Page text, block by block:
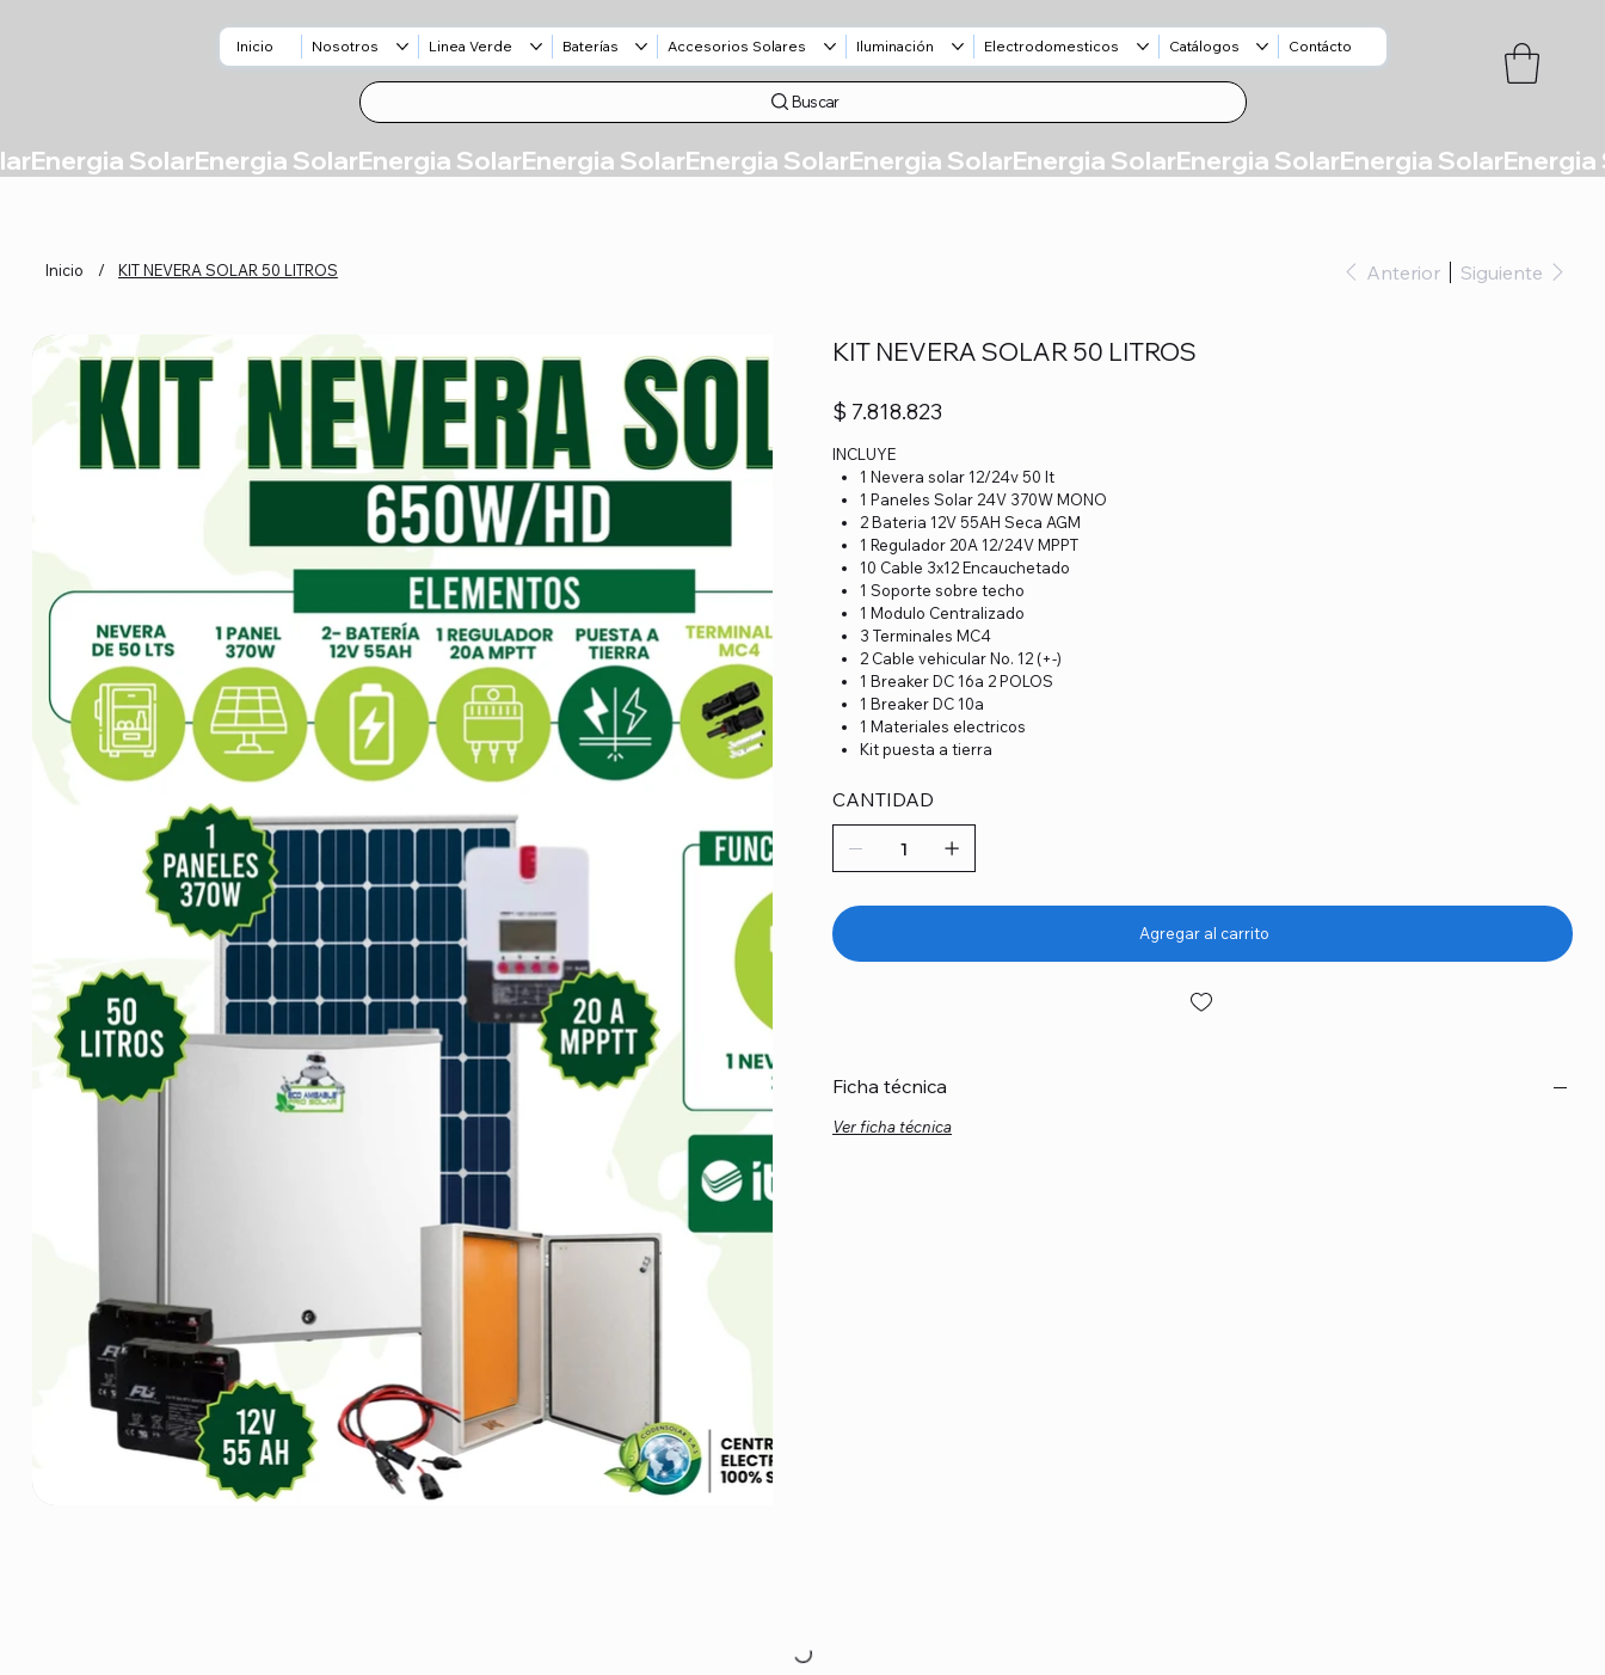
Inicio Nosotros Linea Verde Baterías Accesorios Solares Iluminación Electrodomesticos Catálogos Contácto
Buscar
Inicio / KIT NEVERA SOLAR 50 LITROS Anterior Siguiente
KIT NEVERA SOLAR 50 LITROS
Precio
$ 7.818.823
INCLUYE
1 Nevera solar 12/24v 50 lt
1 Paneles Solar 24V 370W MONO
2 Bateria 12V 55AH Seca AGM
1 Regulador 20A 12/24V MPPT
10 Cable 3x12 Encauchetado
1 Soporte sobre techo
1 Modulo Centralizado
3 Terminales MC4
2 Cable vehicular No. 12 (+-)
1 Breaker DC 16a 2 POLOS
1 Breaker DC 10a
1 Materiales electricos
Kit puesta a tierra
CANTIDAD
Agregar al carrito
Ficha técnica
Ver ficha técnica